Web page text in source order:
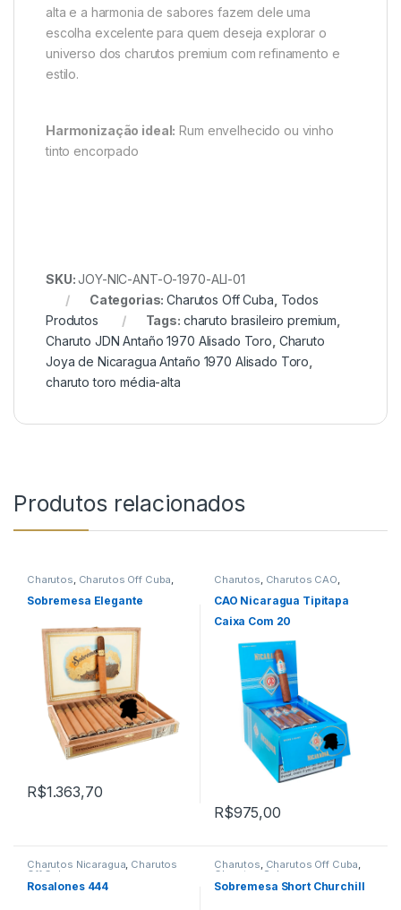
alta e a harmonia de sabores fazem dele uma
escolha excelente para quem deseja explorar o
universo dos charutos premium com refinamento e
estilo.
Harmonização ideal: Rum envelhecido ou vinho
tinto encorpado
SKU:JOY-NIC-ANT-O-1970-ALI-01
Categorias:Charutos Off Cuba Todos
Produtos
Tags: charuto brasileiro premium
Charuto JDN Antaño 1970 Alisado Toro Charuto
Joya de Nicaragua Antaño 1970 Alisado Toro
charuto toro média-alta
Produtos relacionados
Charutos Charutos Off Cuba
Charutos Sobremesa
Sobremesa Elegante
R$1.363,70
Charutos Charutos CAO
Charutos Nicaragua Charutos
Off Cuba,Importados
CAO Nicaragua Tipitapa
Caixa Com 20
R$975,00
Charutos Nicaragua, Charutos
Off Cuba
Rosalones 444
Charutos, Charutos Off Cuba,
Charutos Sobremesa
Sobremesa Short Churchill